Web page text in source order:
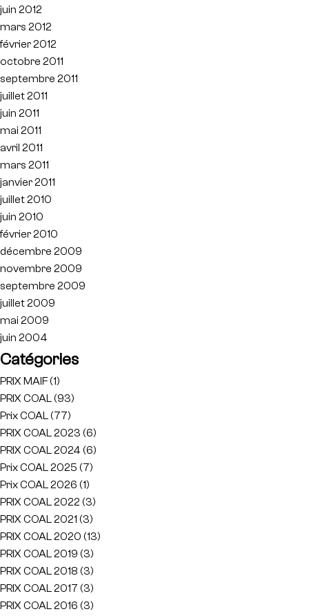
juin 2012
mars 2012
février 2012
octobre 2011
septembre 2011
juillet 2011
juin 2011
mai 2011
avril 2011
mars 2011
janvier 2011
juillet 2010
juin 2010
février 2010
décembre 2009
novembre 2009
septembre 2009
juillet 2009
mai 2009
juin 2004
Catégories
PRIX MAIF(1)
PRIX COAL(93)
Prix COAL(77)
PRIX COAL 2023 (6)
PRIX COAL 2024 (6)
Prix COAL 2025 (7)
Prix COAL 2026 (1)
PRIX COAL 2022 (3)
PRIX COAL 2021 (3)
PRIX COAL 2020 (13)
PRIX COAL 2019 (3)
PRIX COAL 2018 (3)
PRIX COAL 2017 (3)
PRIX COAL 2016 (3)